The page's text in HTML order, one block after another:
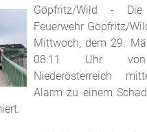
Göpfritz/Wild - Die
Feuerwehr Göpfritz/
Mittwoch, dem 29.
08:11 Uhr
Niederösterreich
Alarm zu einem